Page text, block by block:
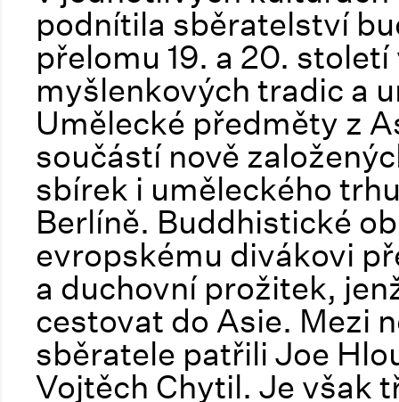
podnítila sběratelství
přelomu 19. a 20.
myšlenkových tradic a
Umělecké předměty z
součástí nově
sbírek i uměleckého
Berlíně. Buddhistické
evropskému divákovi
a duchovní prožitek,
cestovat do Asie. Mezi
sběratele patřili Joe
Vojtěch Chytil. Je však